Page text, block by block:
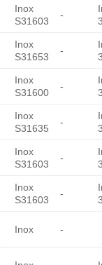
Inox
S31603
-
Inox
S31653
-
Inox
S31600
-
Inox
S31635
-
Inox
S31603
-
Inox
S31603
-
Inox -